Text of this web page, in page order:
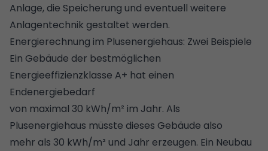
Anlage, die Speicherung und eventuell weitere
Anlagentechnik gestaltet werden.
Energierechnung im Plusenergiehaus: Zwei Beispiele
Ein Gebäude der bestmöglichen
Energieeffizienzklasse A+ hat einen
Endenergiebedarf
von maximal 30 kWh/m² im Jahr. Als
Plusenergiehaus müsste dieses Gebäude also
mehr als 30 kWh/m² und Jahr erzeugen. Ein Neubau